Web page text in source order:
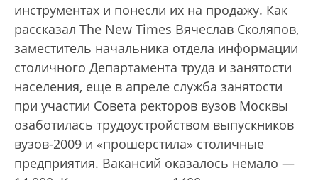
инструментах и понесли их на продажу. Как
рассказал The New Times Вячеслав Сколяпов,
заместитель начальника отдела информации
столичного Департамента труда и занятости
населения, еще в апреле служба занятости
при участии Совета ректоров вузов Москвы
озаботилась трудоустройством выпускников
вузов-2009 и «прошерстила» столичные
предприятия. Вакансий оказалось немало —